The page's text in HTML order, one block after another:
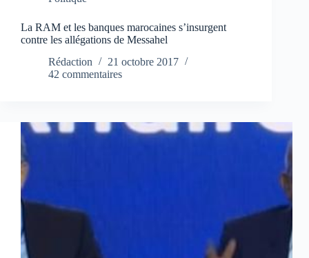
La RAM et les banques marocaines s’insurgent
contre les allégations de Messahel
Rédaction
21 octobre 2017
42 commentaires